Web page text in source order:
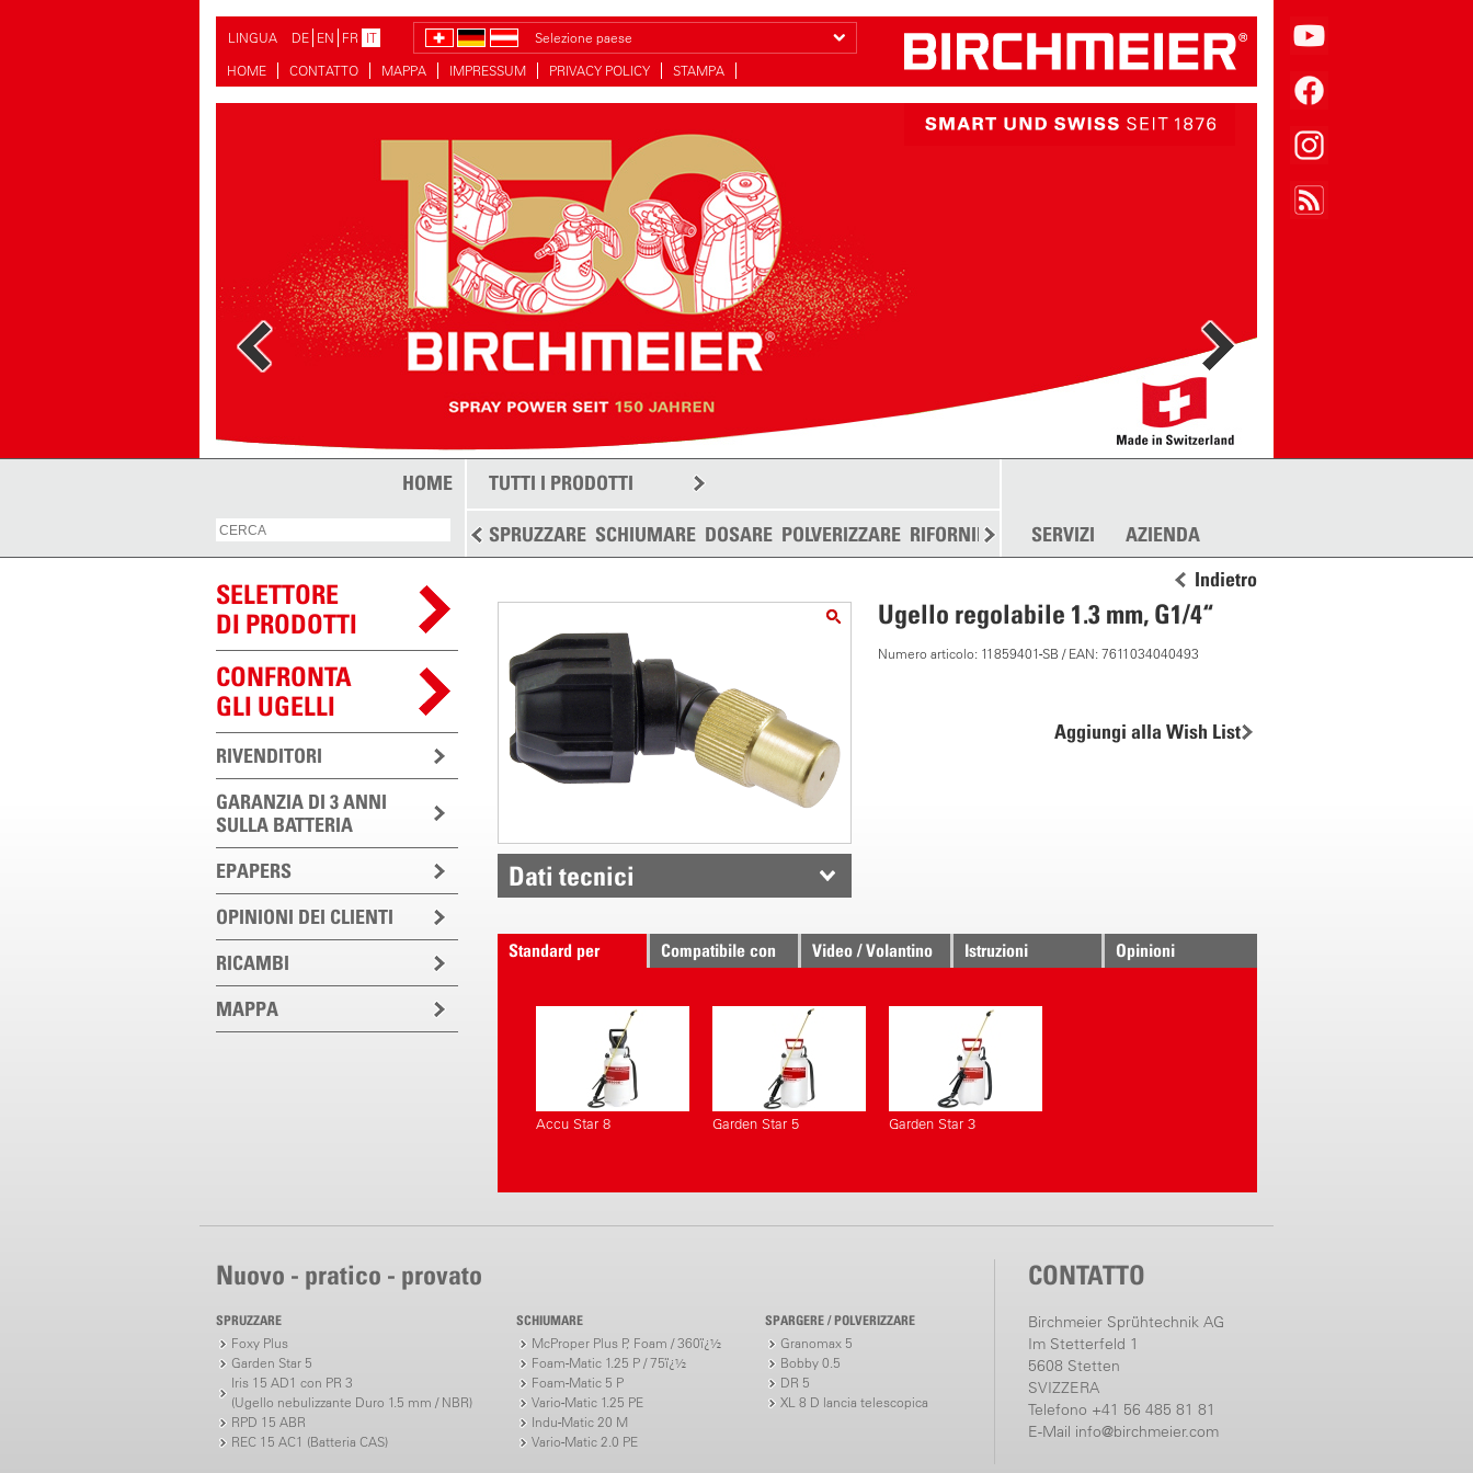
LINGUA DE EN FR IT
Selezione paese
HOME
CONTATTO MAPPA IMPRESSUM PRIVACY POLICY STAMPA
HOME TUTTI I PRODOTTI
SPRUZZARE SCHIUMARE DOSARE POLVERIZZARE RIFORNIRE SPARGERE ALTRO
SERVIZI AZIENDA
SELETTORE
DI PRODOTTI
CONFRONTA
GLI UGELLI
RIVENDITORI
GARANZIA DI 3 ANNI
SULLA BATTERIA
EPAPERS
OPINIONI DEI CLIENTI
RICAMBI
MAPPA
Indietro
Ugello regolabile 1.3 mm, G1/4“
Numero articolo: 11859401-SB / EAN: 7611034040493
Aggiungi alla Wish List
Dati tecnici
Standard per Compatibile con Video / Volantino Istruzioni Opinioni
Accu Star 8 Garden Star 5 Garden Star 3
Nuovo - pratico - provato
SPRUZZARE
Foxy Plus
Garden Star 5
Iris 15 AD1 con PR 3
(Ugello nebulizzante Duro 1.5 mm / NBR)
RPD 15 ABR
REC 15 AC1 (Batteria CAS)
SCHIUMARE
McProper Plus P, Foam / 360ï¿½
Foam-Matic 1.25 P / 75ï¿½
Foam-Matic 5 P
Vario-Matic 1.25 PE
Indu-Matic 20 M
Vario-Matic 2.0 PE
SPARGERE / POLVERIZZARE
Granomax 5
Bobby 0.5
DR 5
XL 8 D lancia telescopica
CONTATTO
Birchmeier Sprühtechnik AG
Im Stetterfeld 1
5608 Stetten
SVIZZERA
Telefono +41 56 485 81 81
E-Mail info@birchmeier.com